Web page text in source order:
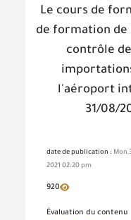
Le cours de
de formation de
contrôle
l'aéroport
31/08/
date de publication :
2021 02:20 pm
920
Évaluation du contenu